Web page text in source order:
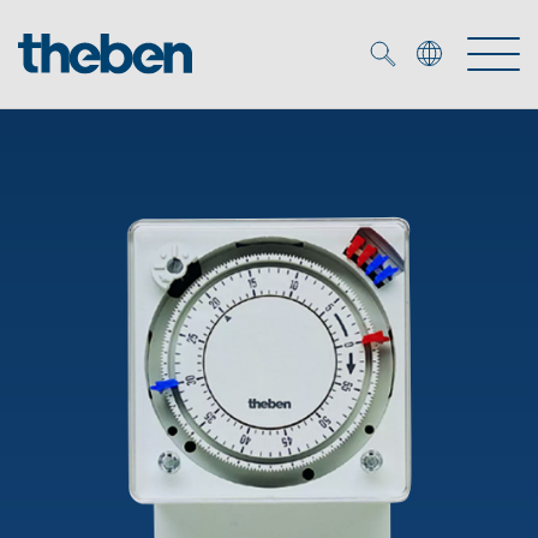
Smart Home
Détecteurs de présence et de mouvement
Solutions OEM
Experts OEM
Références
Contrôle du temps et de la lumière
Commande d'éclairage DALI-2
Médiathèque